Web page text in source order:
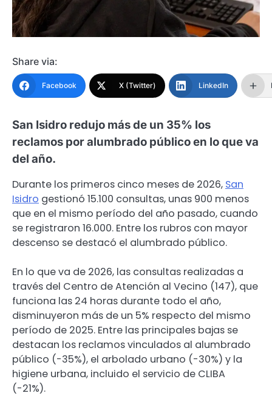
Share via:
Facebook X (Twitter) LinkedIn
San Isidro redujo más de un 35% los
reclamos por alumbrado público en lo que va
del año.
Durante los primeros cinco meses de 2026, San
Isidro gestionó 15.100 consultas, unas 900 menos
que en el mismo período del año pasado, cuando
se registraron 16.000. Entre los rubros con mayor
descenso se destacó el alumbrado público.
En lo que va de 2026, las consultas realizadas a
través del Centro de Atención al Vecino (147), que
funciona las 24 horas durante todo el año,
disminuyeron más de un 5% respecto del mismo
período de 2025. Entre las principales bajas se
destacan los reclamos vinculados al alumbrado
público (-35%), el arbolado urbano (-30%) y la
higiene urbana, incluido el servicio de CLIBA
(-21%).